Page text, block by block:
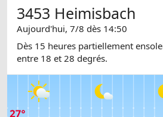
3453 Heimisbach
Aujourd'hui, 7/8 dès 14:50
Dès 15 heures partiellement
entre 18 et 28 degrés.